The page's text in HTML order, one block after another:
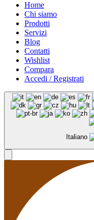
Home
Chi siamo
Prodotti
Servizi
Blog
Contatti
Wishlist
Compara
Accedi / Registrati
Italiano